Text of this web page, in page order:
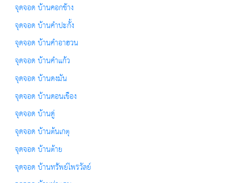
จุดจอด บ้านคอกช้าง
จุดจอด บ้านคำปะกั้ง
จุดจอด บ้านคำอาฮวน
จุดจอด บ้านคำแก้ว
จุดจอด บ้านดงมัน
จุดจอด บ้านดอนเขือง
จุดจอด บ้านดู่
จุดจอด บ้านต้นเกตุ
จุดจอด บ้านต้าย
จุดจอด บ้านทรัพย์ไพรวัลย์